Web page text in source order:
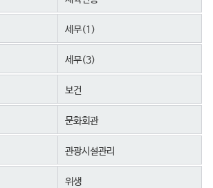
세무(1)
세무(3)
보건
문화회관
관광시설관리
위생